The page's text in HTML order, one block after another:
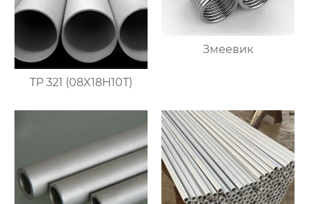
TP 321 (08X18H10T)
Змеевик